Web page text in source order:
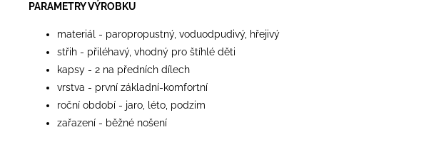
PARAMETRY VÝROBKU
materiál - paropropustný, voduodpudivý, hřejivý
střih - přiléhavý, vhodný pro štíhlé děti
kapsy - 2 na předních dílech
vrstva - první základní-komfortní
roční období - jaro, léto, podzim
zařazení - běžné nošení